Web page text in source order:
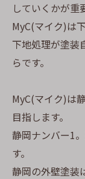
していくかが重
MyC(マイク)は
下地処理が塗装
らです。
MyC(マイク)は
目指します。
静岡ナンバー1
す。
静岡の外壁塗装